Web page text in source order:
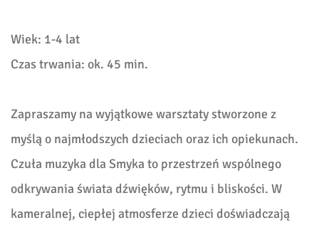
Wiek: 1-4 lat
Czas trwania: ok. 45 min.
Zapraszamy na wyjątkowe warsztaty stworzone z
myślą o najmłodszych dzieciach oraz ich opiekunach.
Czuła muzyka dla Smyka to przestrzeń wspólnego
odkrywania świata dźwięków, rytmu i bliskości. W
kameralnej, ciepłej atmosferze dzieci doświadczają